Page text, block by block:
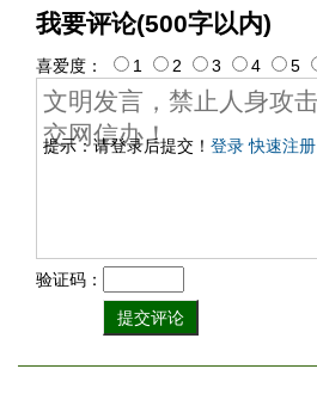
我要评论(500字以内)
提示：请登录后提交！ 登录 快速注册
喜爱度： 1 2 3 4 5
验证码：